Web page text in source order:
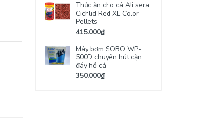
Thức ăn cho cá Ali sera
Cichlid Red XL Color
Pellets
415.000₫
Máy bơm SOBO WP-
500D chuyên hút cặn
đáy hồ cá
350.000₫